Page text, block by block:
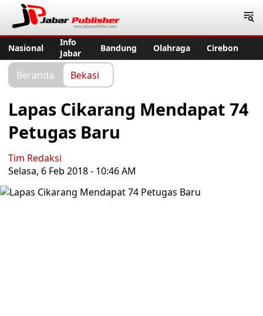
Nasional
Info
Jabar
Bandung Olahraga Cirebon
Beranda Bekasi
Lapas Cikarang Mendapat 74
Petugas Baru
Tim Redaksi
Selasa, 6 Feb 2018 - 10:46 AM